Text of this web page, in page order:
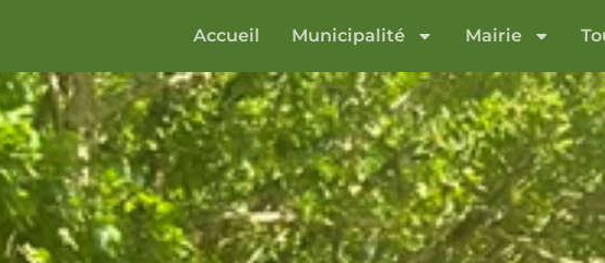
Accueil Municipalité Mairie